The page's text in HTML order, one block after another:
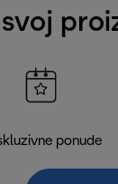
ponude